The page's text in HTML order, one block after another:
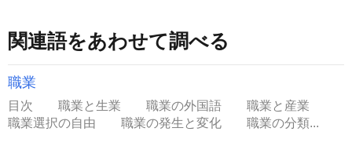
関連語をあわせて調べる
職業
目次 職業と生業 職業の外国語 職業と産業
職業選択の自由 職業の発生と変化 職業の分類...